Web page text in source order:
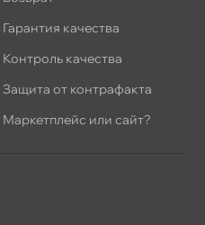
Гарантия качества
Контроль качества
Защита от контрафакта
Маркетплейс или сайт?